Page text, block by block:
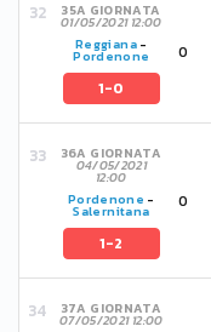
35A GIORNATA
01/05/2021 12:00
Reggiana-
Pordenone
1-0
0
36A GIORNATA
04/05/2021
12:00
Pordenone -
Salernitana
1-2
0
37A GIORNATA
07/05/2021 12:00